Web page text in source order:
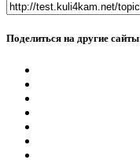
Поделиться на другие сайты